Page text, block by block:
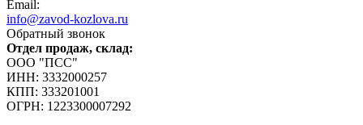
Email:
info@zavod-kozlova.ru
Обратный звонок
Отдел продаж, склад:
ООО "ПСС"
ИНН: 3332000257
КПП: 333201001
ОГРН: 1223300007292